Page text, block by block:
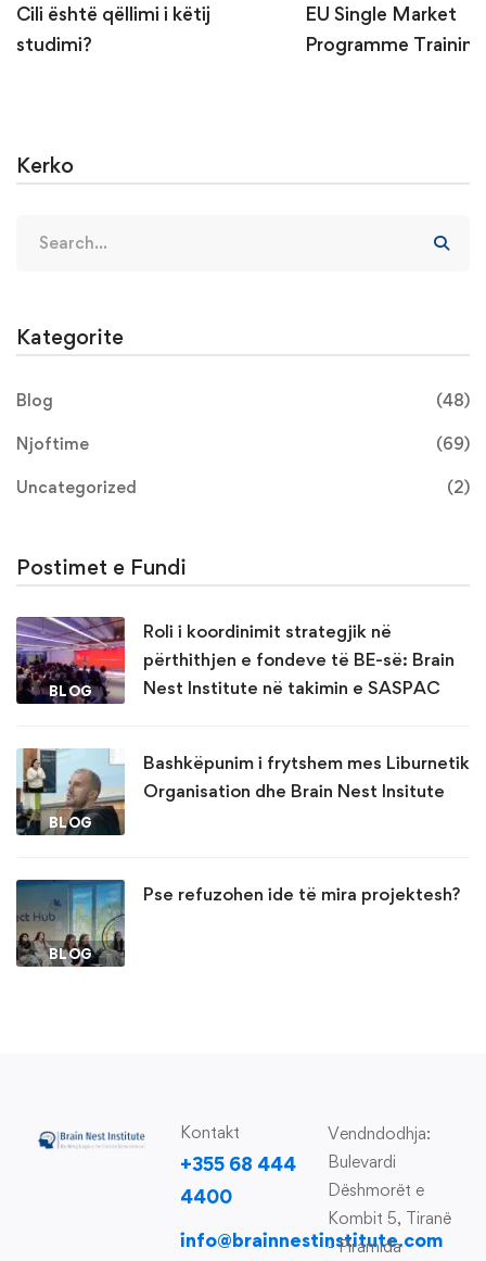
Cili është qëllimi i këtij
studimi?
EU Single Market
Programme
Kerko
Kategorite
Blog (48)
Njoftime (69)
Uncategorized (2)
Postimet e Fundi
BLOG
Roli i koordinimit strategjik në
përthithjen e fondeve të BE-së: Brain
Nest Institute në takimin e SASPAC
BLOG
Bashkëpunim i frytshem mes Liburnetik
Organisation dhe Brain Nest Insitute
BLOG
Pse refuzohen ide të mira projektesh?
Kontakt
+355 68 444
4400
info@brainnestinstitute.com
Vendndodhja:
Bulevardi
Dëshmorët e
Kombit 5, Tiranë
- Piramida